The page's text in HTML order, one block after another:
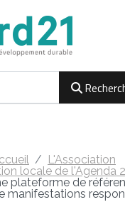
L'Association
locale de l'Agenda
plateforme de
manifestations
et Agenda 21
de l'Agenda